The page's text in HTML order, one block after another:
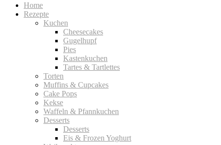
Home
Rezepte
Kuchen
Cheesecakes
Gugelhupf
Pies
Kastenkuchen
Tartes & Tartlettes
Torten
Muffins & Cupcakes
Cake Pops
Kekse
Waffeln & Pfannkuchen
Desserts
Desserts
Eis & Frozen Yoghurt